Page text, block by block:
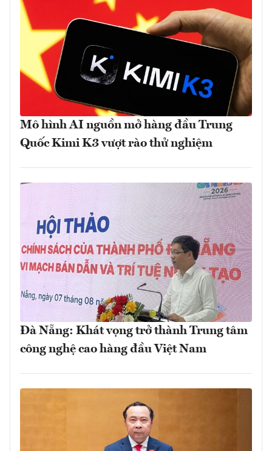
Mô hình AI nguồn mở hàng đầu Trung
Quốc Kimi K3 vượt rào thử nghiệm
Đà Nẵng: Khát vọng trở thành Trung tâm
công nghệ cao hàng đầu Việt Nam